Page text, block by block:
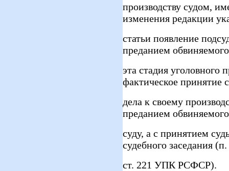
производству судом,
изменения редакции
статьи появление
преданием
эта стадия уголовного
фактическое принятие
дела к своему
преданием обвиняемого
суду, а с принятием
судебного заседания
ст. 221 УПК РСФСР).